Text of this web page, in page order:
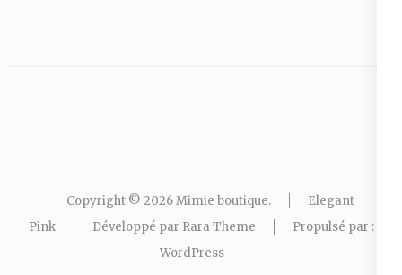
Copyright © 2026Mimie boutique.
Elegant
Pink
Développé par Rara Theme
Propulsé par :
WordPress